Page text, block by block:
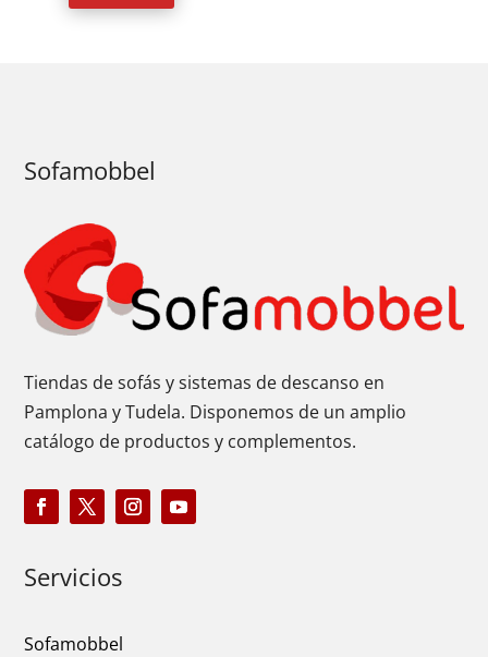
Sofamobbel
Tiendas de sofás y sistemas de descanso en
Pamplona y Tudela. Disponemos de un amplio
catálogo de productos y complementos.
Servicios
Sofamobbel